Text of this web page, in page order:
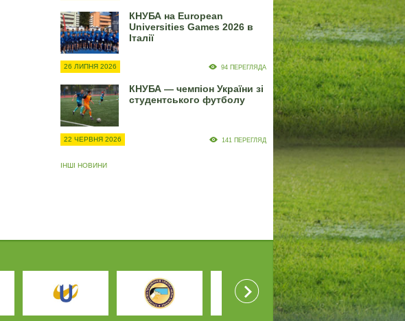
КНУБА на European
Universities Games 2026 в
Італії
26 ЛИПНЯ 2026 94 ПЕРЕГЛЯДА
КНУБА — чемпіон України зі
студентського футболу
22 ЧЕРВНЯ 2026 141 ПЕРЕГЛЯД
ІНШІ НОВИНИ